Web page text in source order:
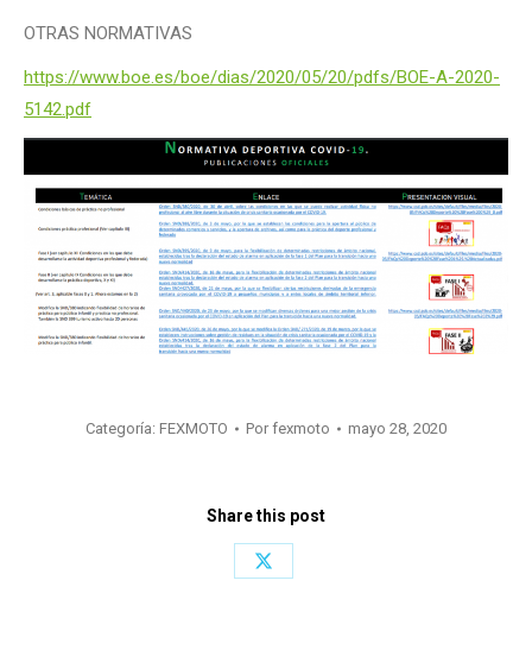
OTRAS NORMATIVAS
https://www.boe.es/boe/dias/2020/05/20/pdfs/BOE-A-2020-
5142.pdf
Categoría: FEXMOTO Por fexmoto mayo 28, 2020
Share this post
Share